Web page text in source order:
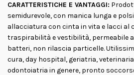
CARATTERISTICHE E VANTAGGI:
semidurevole, con manica lunga e
allacciatura con cinta in vita e lacci al
traspirabilità e vestibilità, permeabile
batteri, non rilascia particelle.
cura, day hospital, geriatria,
odontoiatria in genere, pronto